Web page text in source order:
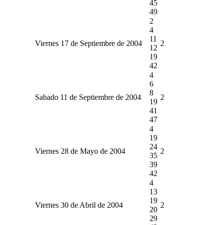
45
49
Viernes 17 de Septiembre de 2004
2
4
11
12
19
42
2
Sabado 11 de Septiembre de 2004
4
6
8
19
41
47
2
Viernes 28 de Mayo de 2004
4
19
24
35
39
42
2
Viernes 30 de Abril de 2004
4
13
19
20
29
2